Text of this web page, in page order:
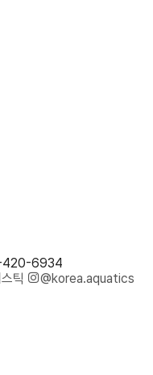
420-6934
틱
@korea.aquatics